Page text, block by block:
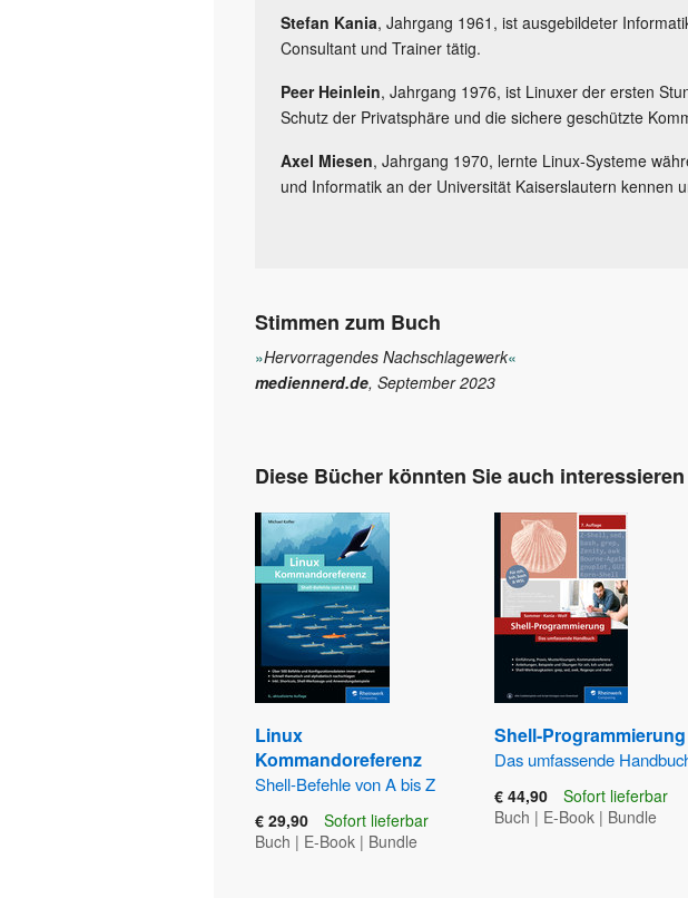
Stefan Kania, Jahrgang 1961, ist ausgebildeter
Consultant und Trainer tätig.
Peer Heinlein, Jahrgang 1976, ist Linuxer der ersten
Schutz der Privatsphäre und die sichere geschützte
Axel Miesen, Jahrgang 1970, lernte Linux-Systeme
und Informatik an der Universität Kaiserslautern kennen
Stimmen zum Buch
»Hervorragendes Nachschlagewerk«
mediennerd.de, September 2023
Diese Bücher könnten Sie auch interessieren
Linux
Kommandoreferenz
Shell-Befehle von A bis Z
€ 29,90
Sofort lieferbar
Buch | E-Book | Bundle
Shell-Programmierung
Das umfassende
€ 44,90
Sofort lieferbar
Buch | E-Book| Bundle